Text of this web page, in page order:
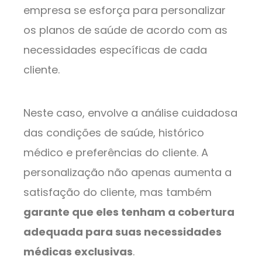
empresa se esforça para personalizar
os planos de saúde de acordo com as
necessidades específicas de cada
cliente.
Neste caso, envolve a análise cuidadosa
das condições de saúde, histórico
médico e preferências do cliente. A
personalização não apenas aumenta a
satisfação do cliente, mas também
garante que eles tenham a cobertura
adequada para suas necessidades
médicas exclusivas.